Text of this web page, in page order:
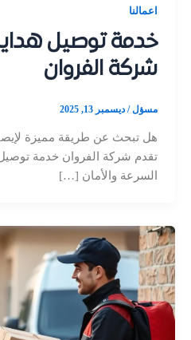
اعمالنا
خدمة توصيل
شركة الفروان
مسؤل/ ديسمبر 13, 2025
هل تبحث عن طريقة مميزة
تقدم شركة الفروان خدمة
السرعة والأمان […]